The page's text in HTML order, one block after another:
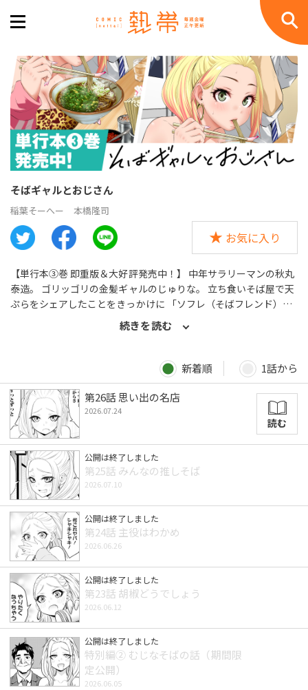
そばギャルとおじさん
稲葉そーへー 本橋隆司
お気に入り
【単行本③巻 即重版＆大好評発売中！】 中年サラリーマンの秋丸
泰造。 ゴリッゴリの金髪ギャルのじゅりな。 立ち食いそば屋で天
ぷらをシェアしたことをきっかけに 「ソフレ（そばフレンド）」
になったふたりは、 いっしょにそば屋巡りをすることに…!! 日本
人のソウルフード「立ち食いそば」をおいしく食べ尽くす、極上
続きを読む
新着順
1話から
第26話 思い出の名店
2026.07.24
読む
公開は終了しました
第25話 みんなの推しそば
2026.07.10
公開は終了しました
第24話 主役はわかめ
2026.06.26
公開は終了しました
第23話 胡椒どうでしょう
2026.06.12
公開は終了しました
特別編② むじなそばの話（期間限
定公開）
2026.06.05